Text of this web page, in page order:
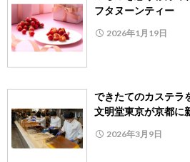
フタヌーンティー
2026年1月19日
できたてのカステ
文明堂東京が京都に
2026年3月9日